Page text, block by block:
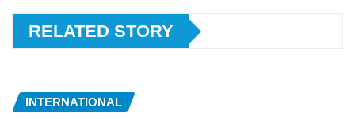
RELATED STORY
INTERNATIONAL